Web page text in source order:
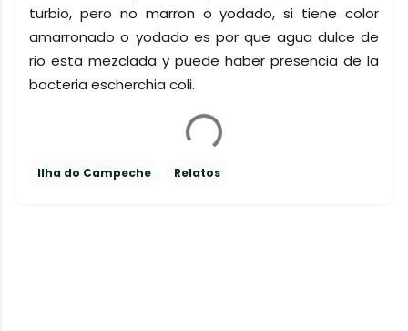
turbio, pero no marron o yodado, si tiene color
amarronado o yodado es por que agua dulce de
rio esta mezclada y puede haber presencia de la
bacteria escherchia coli.
Ilha do Campeche Relatos